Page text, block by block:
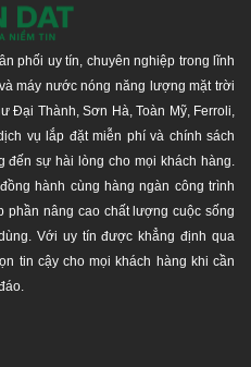
phối uy tín, chuyên nghiệp trong lĩnh
máy nước nóng năng lượng mặt trời
Đại Thành, Sơn Hà, Toàn Mỹ, Ferroli,
vụ lắp đặt miễn phí và chính sách
đến sự hài lòng cho mọi khách hàng.
hành cùng hàng ngàn công trình
phần nâng cao chất lượng cuộc sống
Với uy tín được khẳng định qua
tin cậy cho mọi khách hàng khi cần